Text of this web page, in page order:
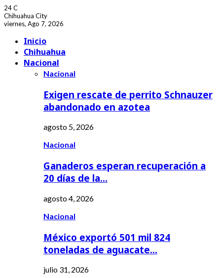
24C
Chihuahua City
viernes, Ago 7, 2026
Inicio
Chihuahua
Nacional
Nacional
Exigen rescate de perrito Schnauzer
abandonado en azotea
agosto 5, 2026
Nacional
Ganaderos esperan recuperación a
20 días de la…
agosto 4, 2026
Nacional
México exportó 501 mil 824
toneladas de aguacate…
julio 31, 2026